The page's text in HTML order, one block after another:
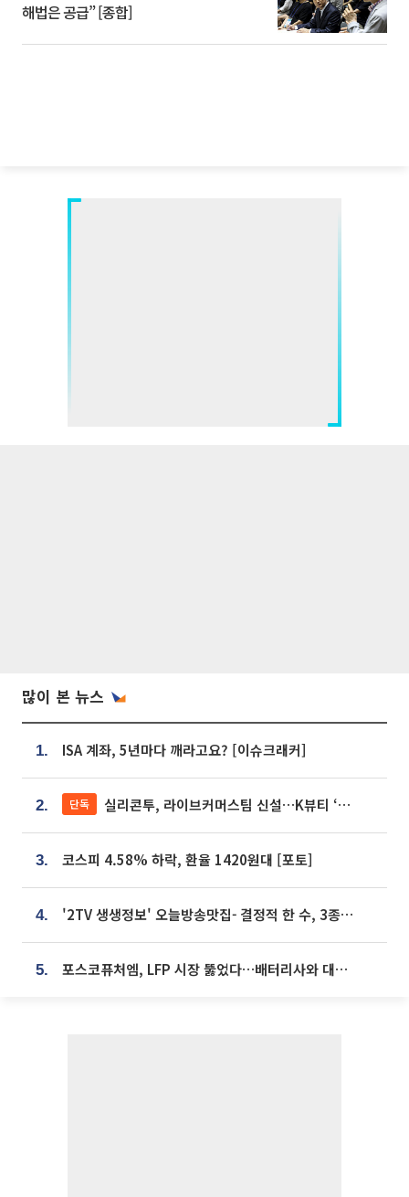
해법은 공급” [종합]
많이 본 뉴스
1. ISA 계좌, 5년마다 깨라고요? [이슈크래커]
2. 단독 실리콘투, 라이브커머스팀 신설…K뷰티 ‘글로벌 판매망’ 확대[K뷰티 라방戰]
3. 코스피 4.58% 하락, 환율 1420원대 [포토]
4. '2TV 생생정보' 오늘방송맛집- 결정적 한 수, 3종 메밀면! 메밀 소바 맛집 '의○○○○'
5. 포스코퓨처엠, LFP 시장 뚫었다…배터리사와 대규모 장기 공급 합의